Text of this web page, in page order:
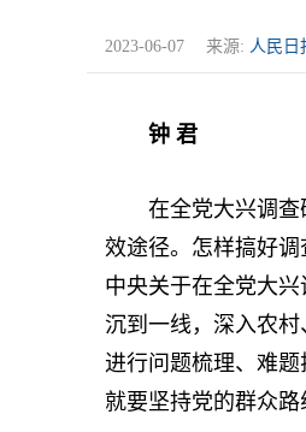
2023-06-07 来源: 人民日
钟 君
在全党大兴调查研
效途径。怎样搞好
中央关于在全党大
沉到一线，深入农村
进行问题梳理、难题
就要坚持党的群众